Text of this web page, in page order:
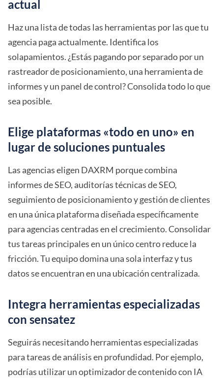
actual
Haz una lista de todas las herramientas por las que tu
agencia paga actualmente. Identifica los
solapamientos. ¿Estás pagando por separado por un
rastreador de posicionamiento, una herramienta de
informes y un panel de control? Consolida todo lo que
sea posible.
Elige plataformas «todo en uno» en
lugar de soluciones puntuales
Las agencias eligen DAXRM porque combina
informes de SEO, auditorías técnicas de SEO,
seguimiento de posicionamiento y gestión de clientes
en una única plataforma diseñada específicamente
para agencias centradas en el crecimiento. Consolidar
tus tareas principales en un único centro reduce la
fricción. Tu equipo domina una sola interfaz y tus
datos se encuentran en una ubicación centralizada.
Integra herramientas especializadas
con sensatez
Seguirás necesitando herramientas especializadas
para tareas de análisis en profundidad. Por ejemplo,
podrías utilizar un optimizador de contenido con IA